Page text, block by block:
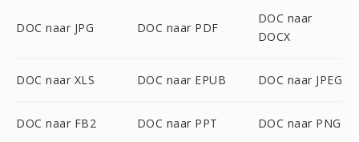
DOC naar JPG DOC naar PDF
DOC naar
DOCX
DOC naar XLS DOC naar EPUB DOC naar JPEG
DOC naar FB2 DOC naar PPT DOC naar PNG